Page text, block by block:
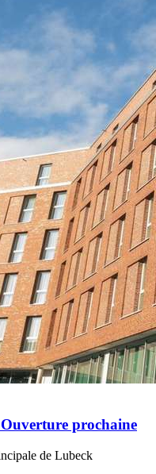
prochaine
de Lubeck